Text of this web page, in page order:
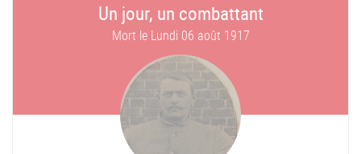
Un jour, un combattant
Mort le Lundi 06 août 1917